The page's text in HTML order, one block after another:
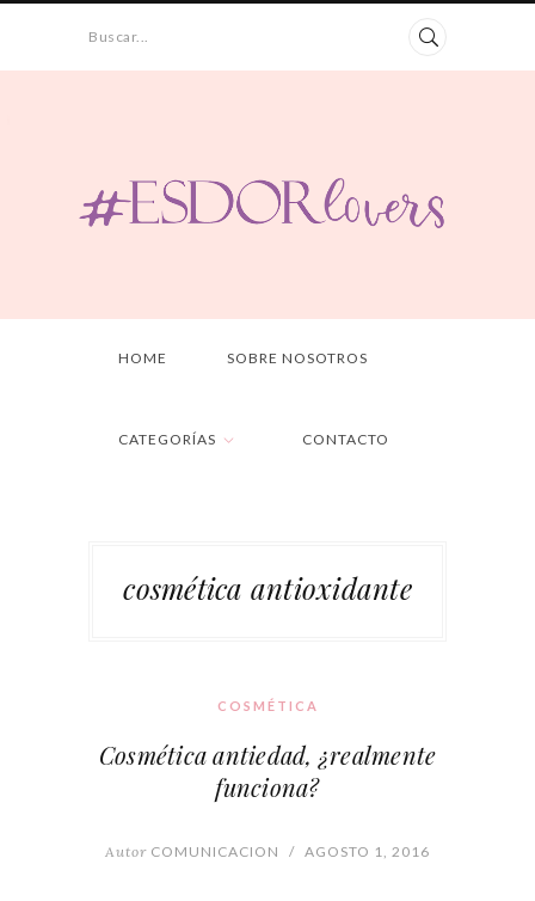
Buscar...
HOME SOBRE NOSOTROS
CATEGORÍAS CONTACTO
cosmética antioxidante
COSMÉTICA
Cosmética antiedad, ¿realmente
funciona?
Autor COMUNICACION / AGOSTO 1, 2016